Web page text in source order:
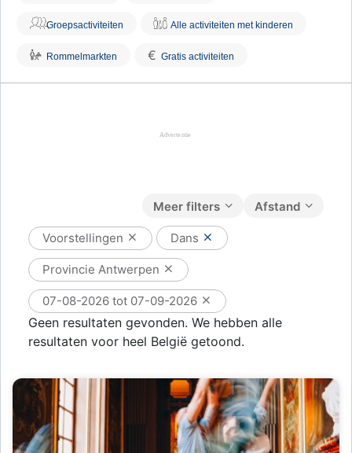
Groepsactiviteiten Alle activiteiten met kinderen
Rommelmarkten € Gratis activiteiten
Afstand
Meer filters
Voorstellingen Dans
Provincie Antwerpen
07-08-2026 tot 07-09-2026
Geen resultaten gevonden. We hebben alle
resultaten voor heel België getoond.